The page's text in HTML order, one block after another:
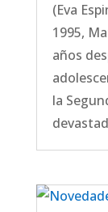
(Eva
1995,
años
la